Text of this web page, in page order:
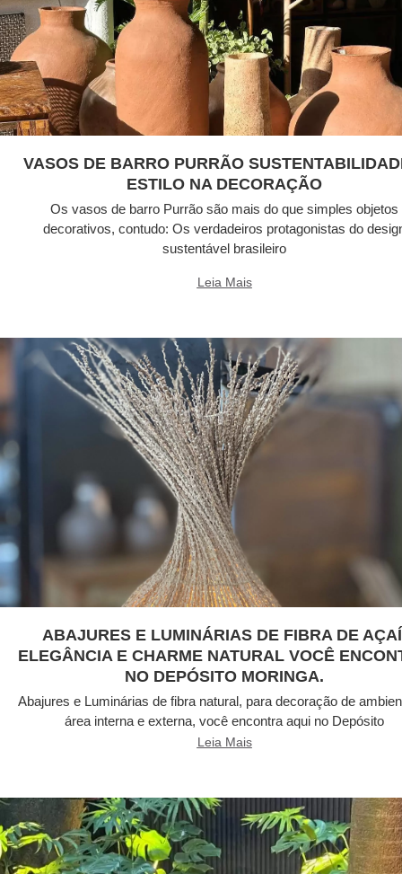
VASOS DE BARRO PURRÃO
ESTILO NA DECORAÇÃO
Os vasos de barro Purrão são mais do que simples objetos
decorativos, contudo: Os verdadeiros protagonistas do
sustentável brasileiro
Leia Mais
ABAJURES E LUMINÁRIAS DE FIBRA DE
ELEGÂNCIA E CHARME NATURAL VOCÊ
NO DEPÓSITO MORINGA.
Abajures e Luminárias de fibra natural, para decoração de
área interna e externa, você encontra aqui no Depósito
Leia Mais